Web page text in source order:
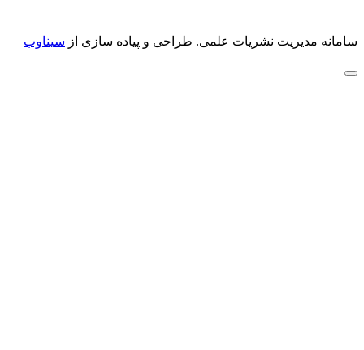
سامانه مدیریت نشریات علمی. طراحی و پیاده سازی از سیناوب